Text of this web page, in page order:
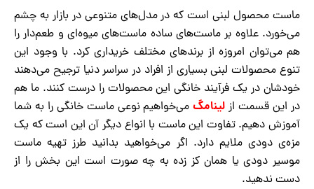
ماست محصول لبنی است که در مدل‌های متنوعی در بازار به چشم
می‌خورد. علاوه بر ماست‌های ساده ماست‌های میوه‌ای و طعم‌دار را
هم می‌توان امروزه از برندهای مختلف خریداری کرد. با وجود این
تنوع محصولات لبنی بسیاری از افراد در سراسر دنیا ترجیح می‌دهند
خودشان در یک فرآیند خانگی این محصولات را درست کنند. ما هم
در این قسمت از لینامگ می‌خواهیم نوعی ماست خانگی را به شما
آموزش دهیم. تفاوت این ماست با انواع دیگر آن این است که یک
مزه‌ی دودی ملایم دارد. اگر می‌خواهید بدانید طرز تهیه ماست
موسیر دودی یا همان کز زده به چه صورت است این بخش را از
دست ندهید.